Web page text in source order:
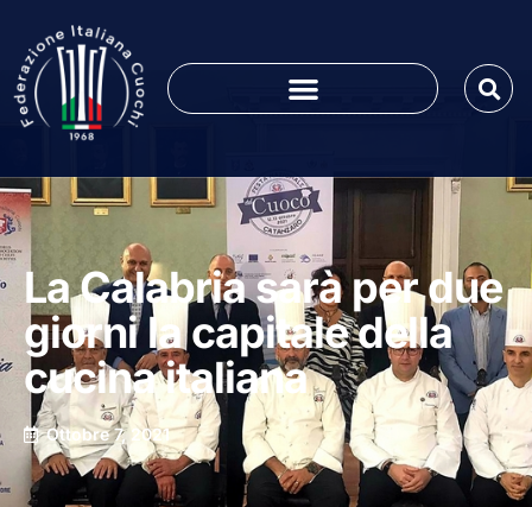
La Calabria sarà per due
giorni la capitale della
cucina italiana
Ottobre 7, 2021